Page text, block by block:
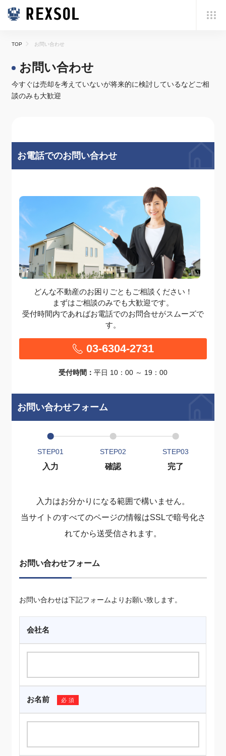
TOP お問い合わせ
お問い合わせ
今すぐは売却を考えていないが将来的に検討しているなどご相
談のみも大歓迎
お電話でのお問い合わせ
どんな不動産のお困りごともご相談ください！
まずはご相談のみでも大歓迎です。
受付時間内であればお電話でのお問合せがスムーズで
す。
03-6304-2731
受付時間： 平日 10：00 ～ 19：00
お問い合わせフォーム
入力 確認 完了
入力はお分かりになる範囲で構いません。
当サイトのすべてのページの情報はSSLで暗号化さ
れてから送受信されます。
お問い合わせフォーム
お問い合わせは下記フォームよりお願い致します。
会社名
お名前 必須